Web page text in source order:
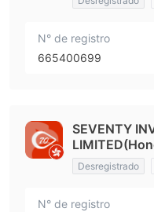
N° de registro
665400699
SEVENTY
Desregistrado
N° de registro